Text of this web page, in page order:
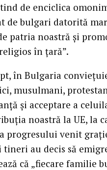
de enciclica
de bulgari datorită
patria noastră și
în țară”.
în Bulgaria
musulmani,
și acceptare a
noastră la UE, la
progresului venit
au decis să
că „fiecare familie